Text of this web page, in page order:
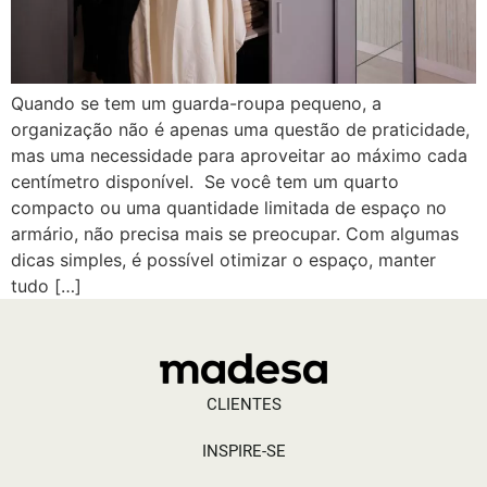
Quando se tem um guarda-roupa pequeno, a
organização não é apenas uma questão de praticidade,
mas uma necessidade para aproveitar ao máximo cada
centímetro disponível. Se você tem um quarto
compacto ou uma quantidade limitada de espaço no
armário, não precisa mais se preocupar. Com algumas
dicas simples, é possível otimizar o espaço, manter
tudo […]
CLIENTES
INSPIRE-SE